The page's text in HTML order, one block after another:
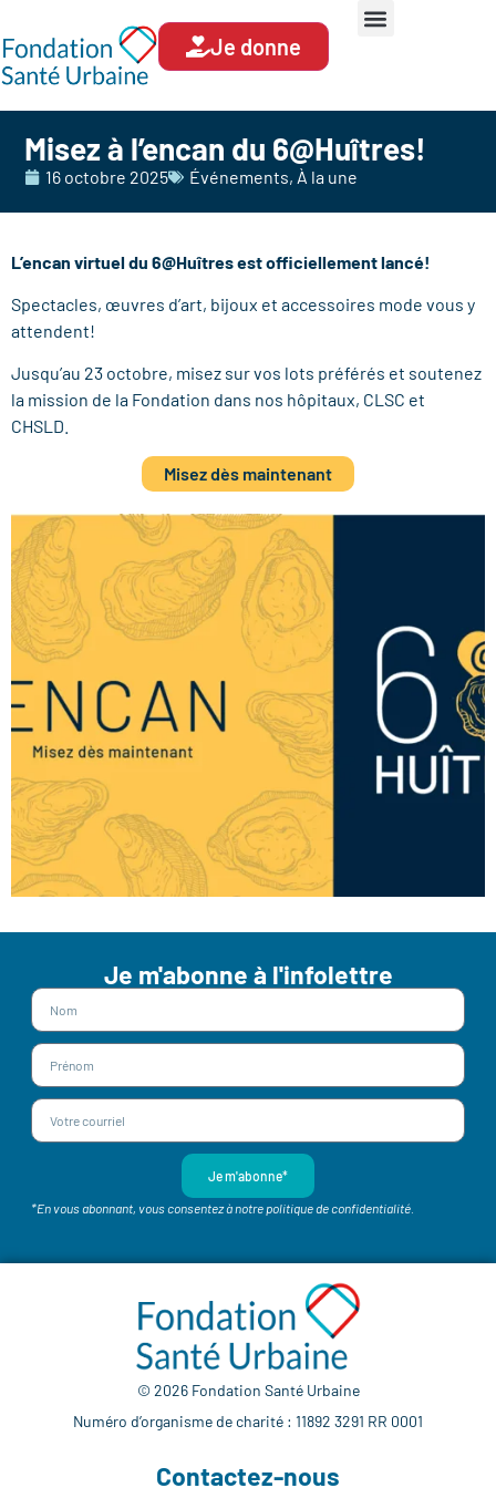
Je donne
Misez à l’encan du 6@Huîtres!
16 octobre 2025 Événements, À la une
L’encan virtuel du 6@Huîtres est officiellement lancé!
Spectacles, œuvres d’art, bijoux et accessoires mode vous y
attendent!
Jusqu’au 23 octobre, misez sur vos lots préférés et soutenez
la mission de la Fondation dans nos hôpitaux, CLSC et
CHSLD.
Misez dès maintenant
Je m'abonne à l'infolettre
Je m'abonne*
*En vous abonnant, vous consentez à notre politique de confidentialité.
© 2026 Fondation Santé Urbaine
Numéro d’organisme de charité : 11892 3291 RR 0001
Contactez-nous